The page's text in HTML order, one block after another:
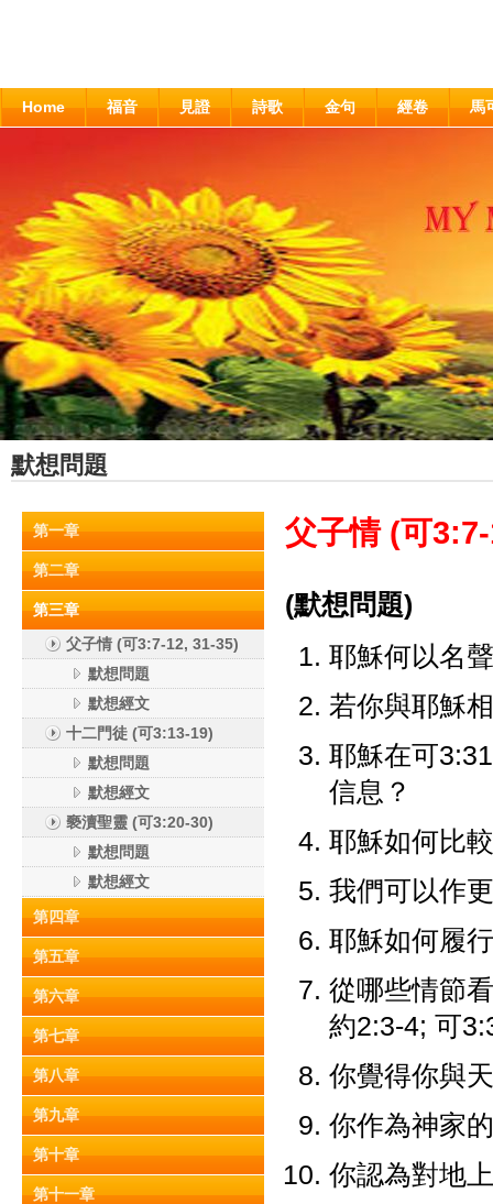
Home 福音 見證 詩歌 金句 經卷 馬
默想問題
第一章
第二章
第三章
父子情 (可3:7-12, 31-35)
默想問題
默想經文
十二門徒 (可3:13-19)
默想問題
默想經文
褻瀆聖靈 (可3:20-30)
默想問題
默想經文
第四章
第五章
第六章
第七章
第八章
第九章
第十章
第十一章
父子情 (可
(默想問題)
耶穌何以名
若你與耶穌
耶穌在可
信息？
耶穌如何比
我們可以作
耶穌如何履
從哪些情節
約2:3-4; 可
你覺得你與
你作為神家
你認為對地